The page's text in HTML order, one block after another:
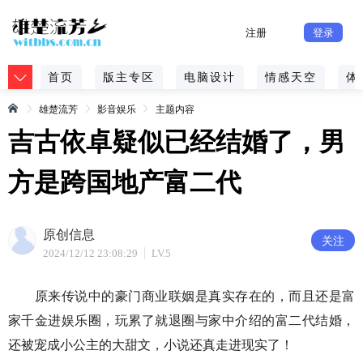
注册 登录
首页 版主专区 电脑设计 情感天空 体
雄楚流芳 影音娱乐 主题内容
吉古依卓疑似已经结婚了，男
方是跨国地产富二代
原创信息
2024/12/12 23:08:29 LV.5
关注
原来传说中的豪门商业联姻是真实存在的，而且还是富
家千金进娱乐圈，玩累了就退圈与家中介绍的富二代结婚，
还被宠成小公主的大甜文，小说还真走进现实了！